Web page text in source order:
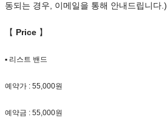
동되는 경우, 이메일을 통해 안내드립니다.)
【 Price 】
▪ 리스트 밴드
예약가 : 55,000원
예약금 : 55,000원